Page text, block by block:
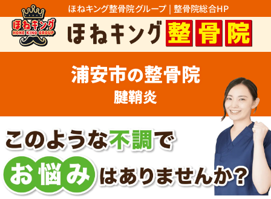
ほねキング整骨院グループ | 整骨院総合HP
浦安市の整骨院
腱鞘炎